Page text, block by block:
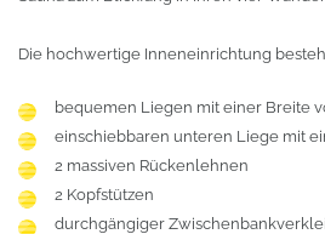
Die hochwertige Inneneinrichtung
bequemen Liegen mit einer Breite
einschiebbaren unteren Liege mit
2 massiven Rückenlehnen
2 Kopfstützen
durchgängiger